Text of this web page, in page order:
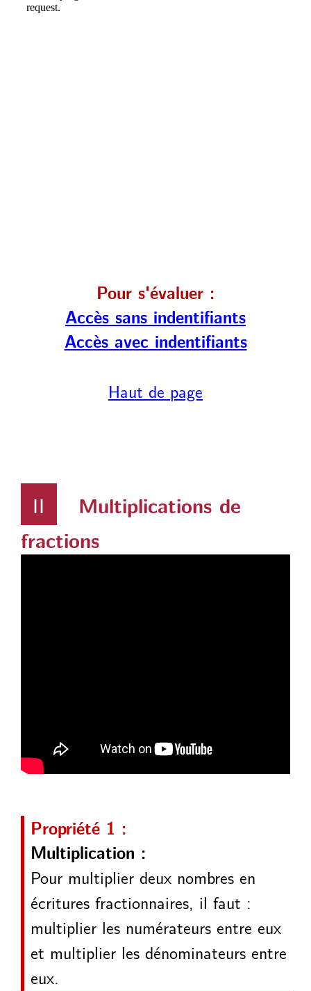
Pour s'évaluer :
Accès sans indentifiants
Accès avec indentifiants
Haut de page
II
Multiplications de
fractions
Propriété 1 :
Multiplication :
Pour multiplier deux nombres en
écritures fractionnaires, il faut :
multiplier les numérateurs entre eux
et multiplier les dénominateurs entre
eux.